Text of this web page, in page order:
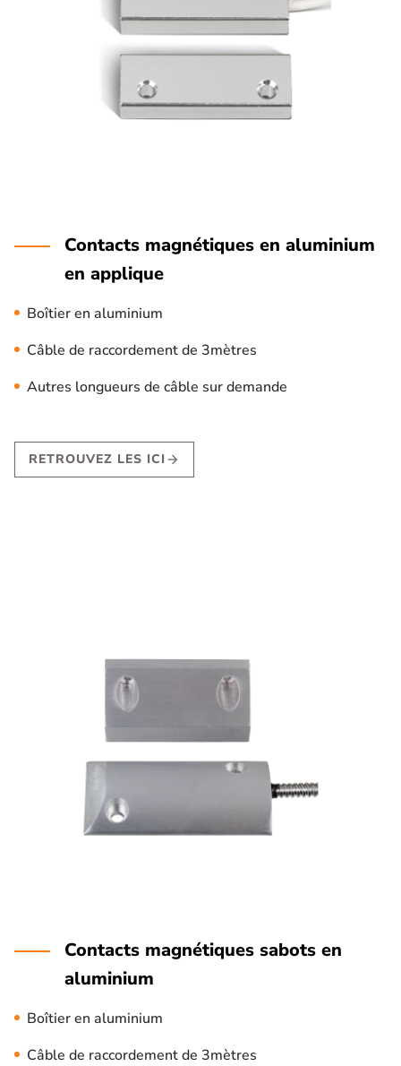
Contacts magnétiques en aluminium
en applique
Boîtier en aluminium
Câble de raccordement de 3mètres
Autres longueurs de câble sur demande
RETROUVEZ LES ICIarrow_forward
Contacts magnétiques sabots en
aluminium
Boîtier en aluminium
Câble de raccordement de 3mètres